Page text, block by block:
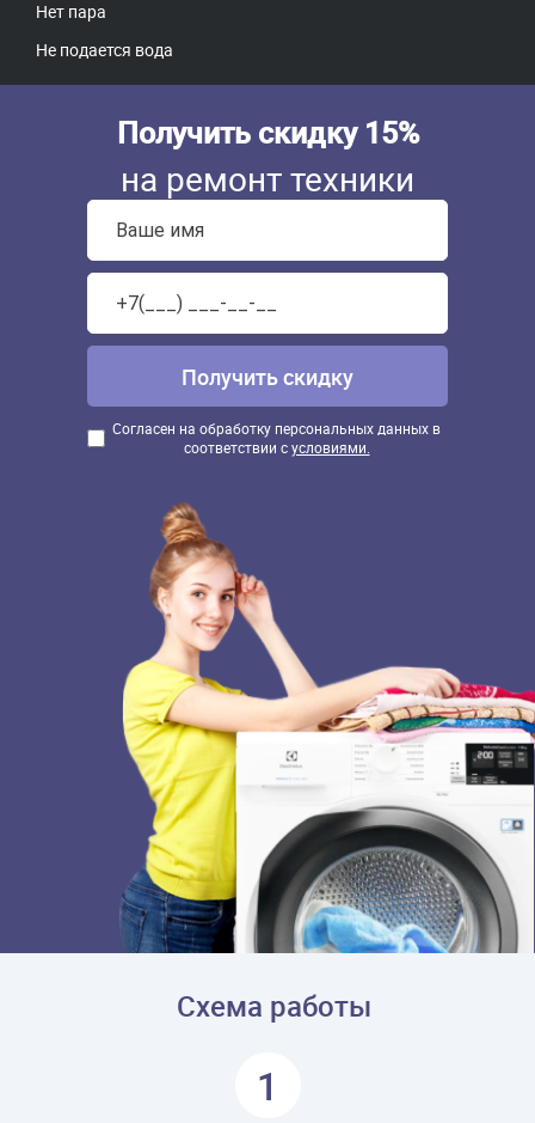
Нет пара
Не подается вода
Получить скидку 15%
на ремонт техники
Согласен на обработку персональных данных в
соответствии сусловиями.
Схема работы
1